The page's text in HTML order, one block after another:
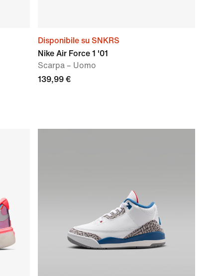
Disponibile su SNKRS
Nike Air Force 1 '01
Scarpa – Uomo
139,99 €